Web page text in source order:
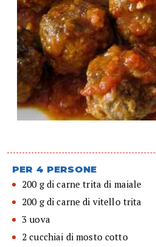
PER 4 PERSONE
200 g di carne trita di maiale
200 g di carne di vitello trita
3 uova
2 cucchiai di mosto cotto